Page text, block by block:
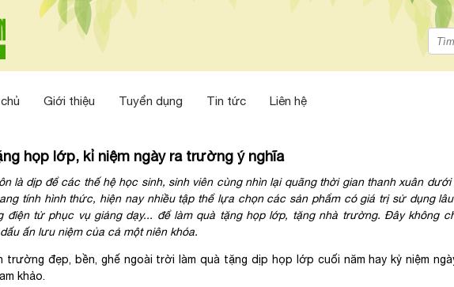
Giới thiệu Tuyển dụng Tin tức Liên hệ
họp lớp, kỉ niệm ngày ra trường ý nghĩa
là dịp để các thế hệ học sinh, sinh viên cùng nhìn lại quãng thời gian thanh xuân dưới
tính hình thức, hiện nay nhiều tập thể lựa chọn các sản phẩm có giá trị sử dụng
điện tử phục vụ giảng dạy... để làm quà tặng họp lớp, tặng nhà trường. Đây không
ấn lưu niệm của cả một niên khóa.
trường đẹp, bền, ghế ngoài trời làm quà tặng dịp họp lớp cuối năm hay kỷ niệm
khảo.